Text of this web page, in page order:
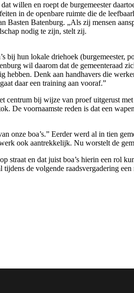
willen en roept de burgemeester
in de openbare ruimte die de
Basten Batenburg. „Als zij mensen
nodig te zijn, stelt zij.
bij hun lokale driehoek
wil daarom dat de gemeenteraad
hebben. Denk aan handhavers die
daar een training aan vooraf.”
bij wijze van proef uitgerust
De voornaamste reden is dat een
boa’s.” Eerder werd al in tien
ook aantrekkelijk. Nu worstelt de
en dat juist boa’s hierin een rol
de volgende raadsvergadering